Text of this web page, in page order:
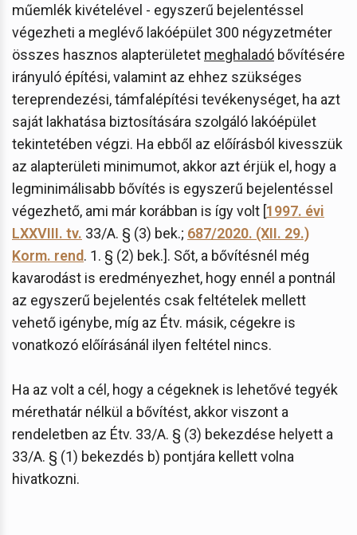
műemlék kivételével - egyszerű bejelentéssel
végezheti a meglévő lakóépület 300 négyzetméter
összes hasznos alapterületet meghaladó bővítésére
irányuló építési, valamint az ehhez szükséges
tereprendezési, támfalépítési tevékenységet, ha azt
saját lakhatása biztosítására szolgáló lakóépület
tekintetében végzi. Ha ebből az előírásból kivesszük
az alapterületi minimumot, akkor azt érjük el, hogy a
legminimálisabb bővítés is egyszerű bejelentéssel
végezhető, ami már korábban is így volt [1997. évi
LXXVIII. tv. 33/A. § (3) bek.; 687/2020. (XII. 29.)
Korm. rend. 1. § (2) bek.]. Sőt, a bővítésnél még
kavarodást is eredményezhet, hogy ennél a pontnál
az egyszerű bejelentés csak feltételek mellett
vehető igénybe, míg az Étv. másik, cégekre is
vonatkozó előírásánál ilyen feltétel nincs.
Ha az volt a cél, hogy a cégeknek is lehetővé tegyék
mérethatár nélkül a bővítést, akkor viszont a
rendeletben az Étv. 33/A. § (3) bekezdése helyett a
33/A. § (1) bekezdés b) pontjára kellett volna
hivatkozni.